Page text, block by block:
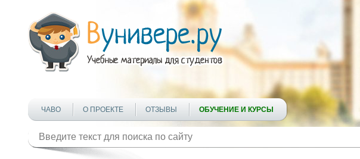
ЧАВО О ПРОЕКТЕ ОТЗЫВЫ ОБУЧЕНИЕ И КУРСЫ